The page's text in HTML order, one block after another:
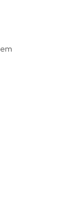
Fälle aber die
eins.